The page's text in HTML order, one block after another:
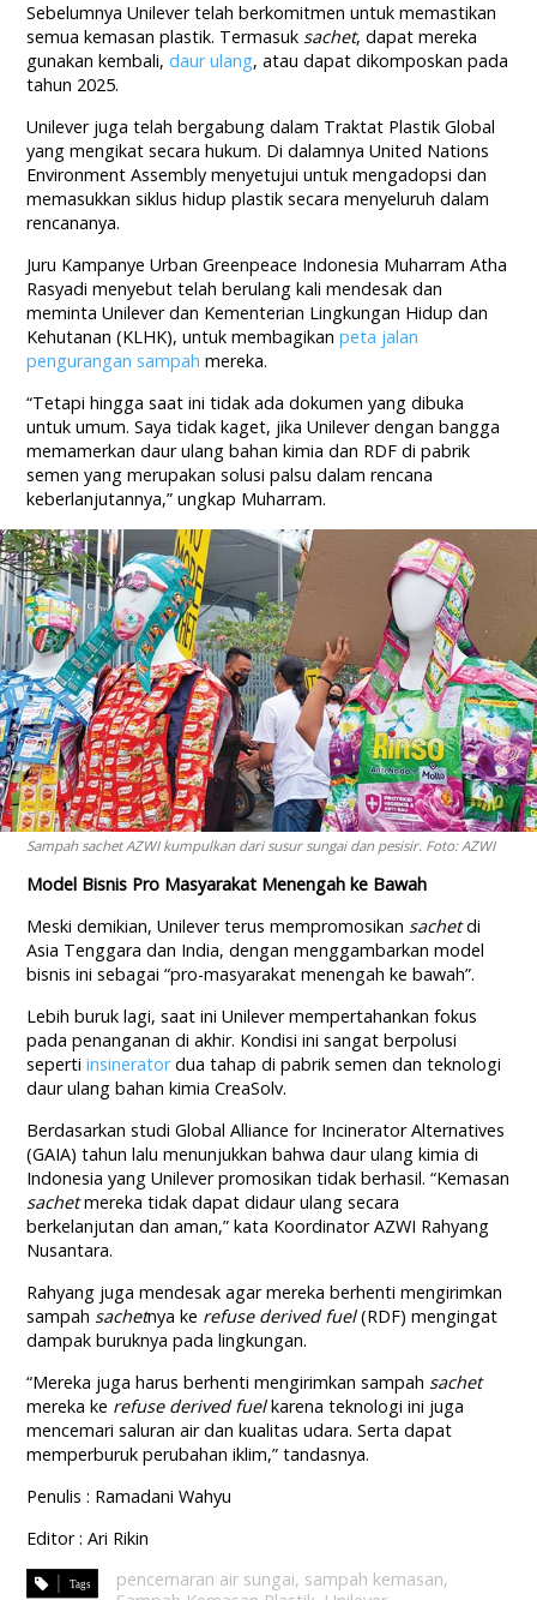
Sebelumnya Unilever telah berkomitmen untuk memastikan
semua kemasan plastik. Termasuk sachet, dapat mereka
gunakan kembali,daur ulang, atau dapat dikomposkan pada
tahun 2025.
Unilever juga telah bergabung dalam Traktat Plastik Global
yang mengikat secara hukum. Di dalamnya United Nations
Environment Assembly menyetujui untuk mengadopsi dan
memasukkan siklus hidup plastik secara menyeluruh dalam
rencananya.
Juru Kampanye Urban Greenpeace Indonesia Muharram Atha
Rasyadi menyebut telah berulang kali mendesak dan
meminta Unilever dan Kementerian Lingkungan Hidup dan
Kehutanan (KLHK), untuk membagikanpeta jalan
pengurangan sampah mereka.
“Tetapi hingga saat ini tidak ada dokumen yang dibuka
untuk umum. Saya tidak kaget, jika Unilever dengan bangga
memamerkan daur ulang bahan kimia dan RDF di pabrik
semen yang merupakan solusi palsu dalam rencana
keberlanjutannya,” ungkap Muharram.
Sampah sachet AZWI kumpulkan dari susur sungai dan pesisir. Foto: AZWI
Model Bisnis Pro Masyarakat Menengah ke Bawah
Meski demikian, Unilever terus mempromosikan sachetdi
Asia Tenggara dan India, dengan menggambarkan model
bisnis ini sebagai “pro-masyarakat menengah ke bawah”.
Lebih buruk lagi, saat ini Unilever mempertahankan fokus
pada penanganan di akhir. Kondisi ini sangat berpolusi
sepertiinsineratordua tahap di pabrik semen dan teknologi
daur ulang bahan kimia CreaSolv.
Berdasarkan studi Global Alliance for Incinerator Alternatives
(GAIA) tahun lalu menunjukkan bahwa daur ulang kimia di
Indonesia yang Unilever promosikan tidak berhasil. “Kemasan
sachetmereka tidak dapat didaur ulang secara
berkelanjutan dan aman,” kata Koordinator AZWI Rahyang
Nusantara.
Rahyang juga mendesak agar mereka berhenti mengirimkan
sampah sachetnya ke refuse derived fuel(RDF) mengingat
dampak buruknya pada lingkungan.
“Mereka juga harus berhenti mengirimkan sampah sachet
mereka ke refuse derived fuelkarena teknologi ini juga
mencemari saluran air dan kualitas udara. Serta dapat
memperburuk perubahan iklim,” tandasnya.
Penulis : Ramadani Wahyu
Editor : Ari Rikin
pencemaran air sungai, sampah kemasan,